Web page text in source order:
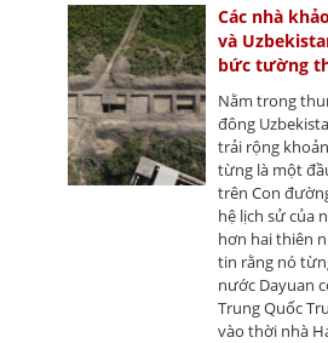
Các nhà
và
bức tường
Nằm trong
đông
trải rộng
từng là một
trên Con
hệ lịch sử của
hơn hai thiên
tin rằng nó
nước Dayuan
Trung Quốc
vào thời nhà